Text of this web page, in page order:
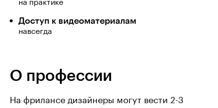
на практике
Доступ к видеоматериалам
навсегда
О профессии
На фрилансе дизайнеры могут вести 2-3